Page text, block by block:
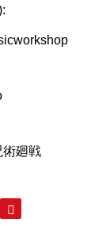
術廻戦